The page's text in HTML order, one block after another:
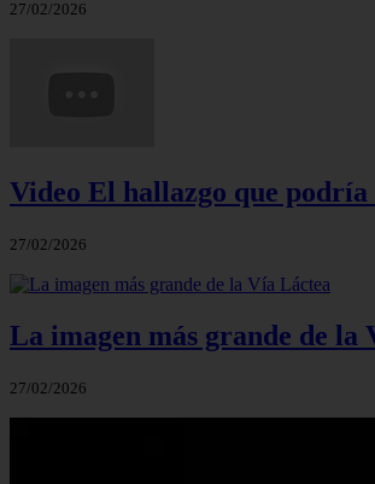
27/02/2026
Video El hallazgo que
27/02/2026
La imagen más grande de la
27/02/2026